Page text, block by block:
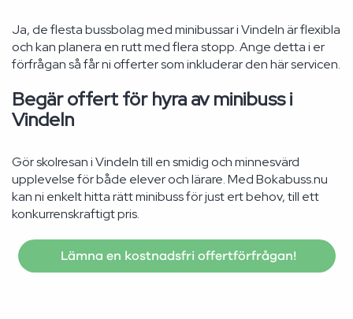
Ja, de flesta bussbolag med minibussar i Vindeln är flexibla
och kan planera en rutt med flera stopp. Ange detta i er
förfrågan så får ni offerter som inkluderar den här servicen.
Begär offert för hyra av minibuss i
Vindeln
Gör skolresan i Vindeln till en smidig och minnesvärd
upplevelse för både elever och lärare. Med Bokabuss.nu
kan ni enkelt hitta rätt minibuss för just ert behov, till ett
konkurrenskraftigt pris.
Lämna en kostnadsfri offertförfrågan!